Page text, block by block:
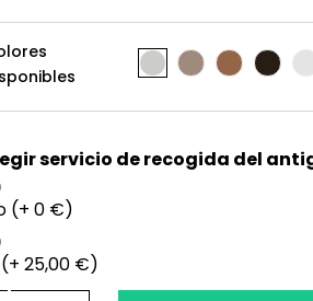
servicio de recogida del
(+ 0 €)
(+ 25,00 €)